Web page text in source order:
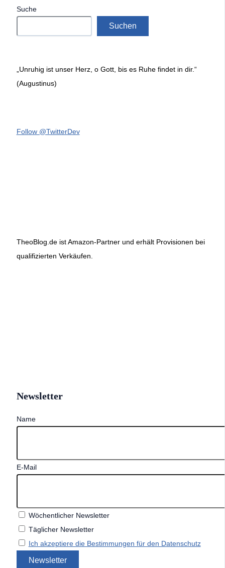
Suche
Suchen
„Unruhig ist unser Herz, o Gott, bis es Ruhe findet in dir.“
(Augustinus)
Follow @TwitterDev
TheoBlog.de ist Amazon-Partner und erhält Provisionen bei
qualifizierten Verkäufen.
Newsletter
Name
E-Mail
Wöchentlicher Newsletter
Täglicher Newsletter
Ich akzeptiere die Bestimmungen für den Datenschutz